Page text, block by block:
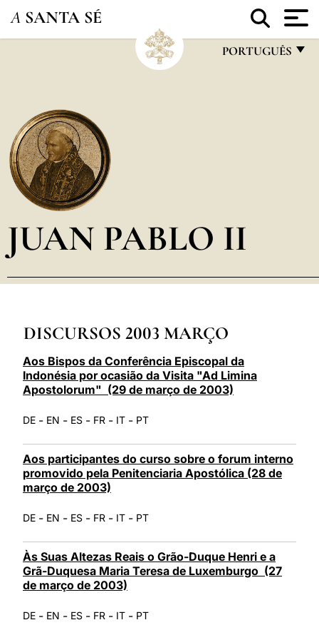
A SANTA SÉ
PORTUGUÊS
POLSKI
العربيّة
LATINE
JUAN PABLO II
DISCURSOS 2003 MARÇO
Aos Bispos da Conferência Episcopal da
Indonésia por ocasião da Visita "Ad Limina
Apostolorum" (29 de março de 2003)
DE - EN - ES - FR - IT - PT
Aos participantes do curso sobre o forum interno
promovido pela Penitenciaria Apostólica (28 de
março de 2003)
DE - EN - ES - FR - IT - PT
Às Suas Altezas Reais o Grão-Duque Henri e a
Grã-Duquesa Maria Teresa de Luxemburgo (27
de março de 2003)
DE - EN - ES - FR - IT - PT